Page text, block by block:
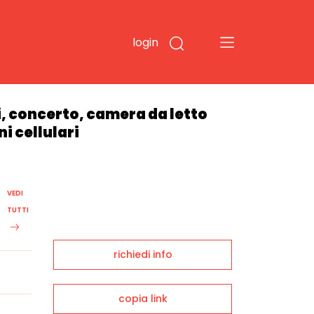
login
concerto, camera da letto
cellulari
VEDI
TUTTI
richiedi info
copia link